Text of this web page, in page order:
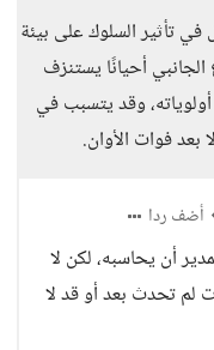
تأثير السلوك على بيئة
أحيانًا يستنزف
وقد يتسبب في
فوات الأوان.
أضف ردا
أن يحاسبه، لكن لا
لم تحدث بعد أو قد لا